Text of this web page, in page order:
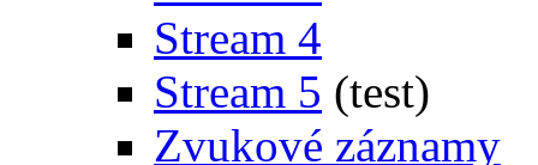
Stream 4
Stream 5 (test)
Zvukové záznamy